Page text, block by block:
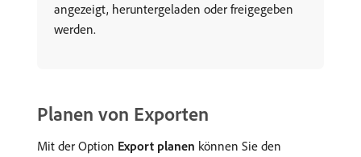
angezeigt, heruntergeladen oder freigegeben
werden.
Planen von Exporten
Mit der Option Export planen können Sie den